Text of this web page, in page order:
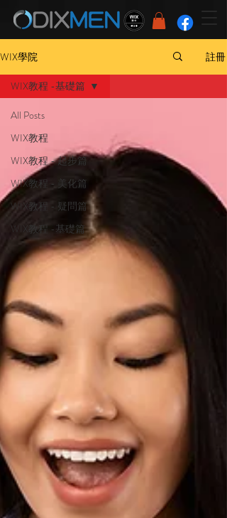
WIX學院 註冊
All Posts
WIX教程
WIX教程 - 起步篇
WIX教程 - 美化篇
WIX教程 - 疑問篇
WIX教程 -基礎篇
WIX教程 -基礎篇